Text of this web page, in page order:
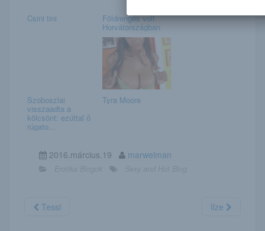
Csini tini Földrengés volt
Horvátországban
Szoboszlai
visszaadta a
kölcsönt: ezúttal ő
rúgato...
Tyra Moore
2016.március.19 marwelman
Tessi Ilze